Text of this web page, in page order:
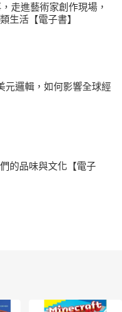
走進藝術家創作現場，
生活【電子書】
元邏輯，如何影響全球經
的品味與文化【電子